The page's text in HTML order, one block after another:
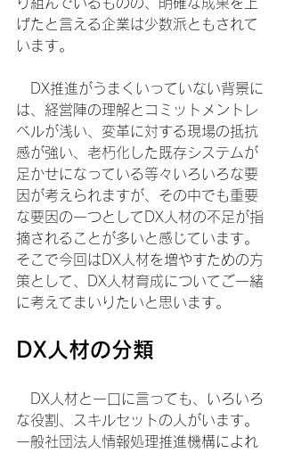
げたと言える企業は少数派ともされて
います。
DX推進がうまくいっていない背景に
は、経営陣の理解とコミットメントレ
ベルが浅い、変革に対する現場の抵抗
感が強い、老朽化した既存システムが
足かせになっている等々いろいろな要
因が考えられますが、その中でも重要
な要因の一つとしてDX人材の不足が指
摘されることが多いと感じています。
そこで今回はDX人材を増やすための方
策として、DX人材育成についてご一緒
に考えてまいりたいと思います。
DX人材の分類
DX人材と一口に言っても、いろいろ
な役割、スキルセットの人がいます。
一般社団法人情報処理推進機構によれ